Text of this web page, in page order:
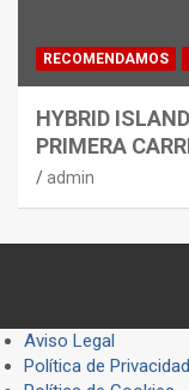
RECOMENDAMOS
HYBRID
PRIMERA
admin
Aviso Legal
Política de Privacidad